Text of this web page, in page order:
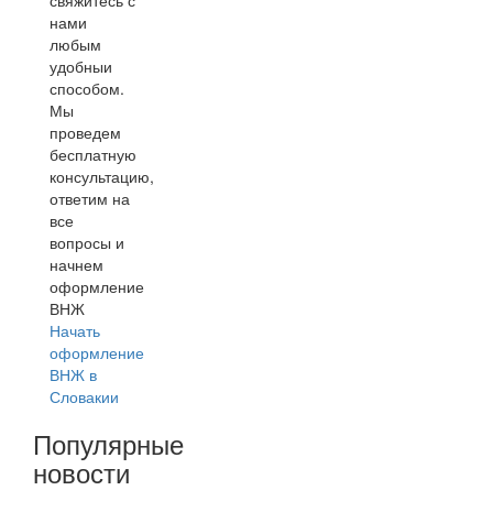
нами
любым
удобныи
способом.
Мы
проведем
бесплатную
консультацию,
ответим на
все
вопросы и
начнем
оформление
ВНЖ
Начать
оформление
ВНЖ в
Словакии
Популярные
новости